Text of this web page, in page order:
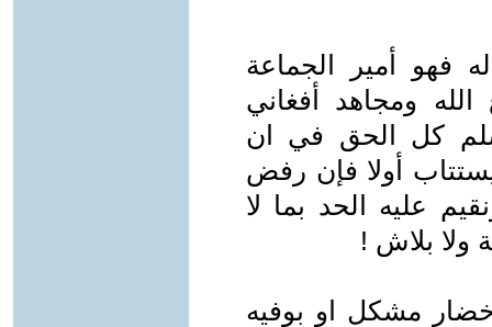
فهو أمير الجماعة
ومجاهد أفغاني
كل الحق في ان
أولا فإن رفض
عليه الحد بما لا
ولا بلاش !
مشكل او بوفيه